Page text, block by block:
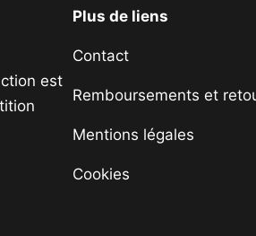
est
Plus de liens
Contact
Remboursements et
Mentions légales
Cookies